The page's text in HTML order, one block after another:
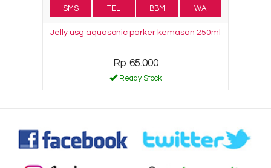
SMS TEL BBM WA
Jelly usg aquasonic parker kemasan 250ml
Rp 65.000
Ready Stock